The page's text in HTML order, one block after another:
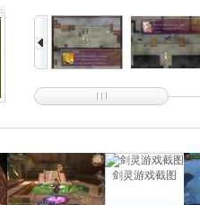
剑灵游戏截图